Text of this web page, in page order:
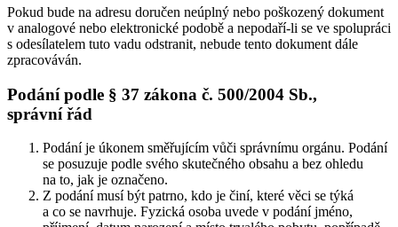
Pokud bude na adresu doručen neúplný nebo poškozený dokument
v analogové nebo elektronické podobě a nepodaří-li se ve spolupráci
s odesílatelem tuto vadu odstranit, nebude tento dokument dále
zpracováván.
Podání podle § 37 zákona č. 500/2004 Sb.,
správní řád
Podání je úkonem směřujícím vůči správnímu orgánu. Podání
se posuzuje podle svého skutečného obsahu a bez ohledu
na to, jak je označeno.
Z podání musí být patrno, kdo je činí, které věci se týká
a co se navrhuje. Fyzická osoba uvede v podání jméno,